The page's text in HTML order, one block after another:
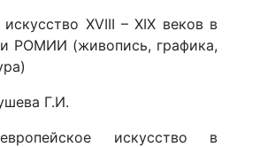
искусство XVIII – XIX веков в
РОМИИ (живопись, графика,
Г.И.
искусство в